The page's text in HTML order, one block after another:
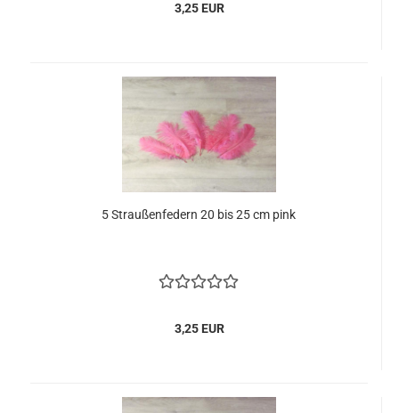
3,25 EUR
5 Straußenfedern 20 bis 25 cm pink
3,25 EUR